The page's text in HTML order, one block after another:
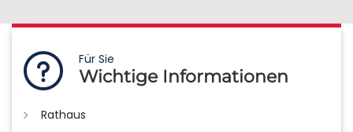
Für Sie
Wichtige Informationen
Rathaus